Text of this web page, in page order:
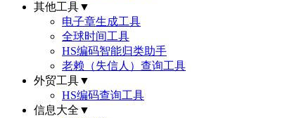
其他工具▼
电子章生成工具
全球时间工具
HS编码智能归类助手
老赖（失信人）查询工具
外贸工具▼
HS编码查询工具
信息大全 ▼